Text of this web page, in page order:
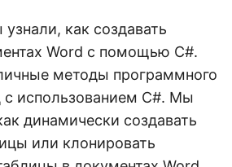
как создавать
Word с помощью C#.
методы программного
с использованием C#. Мы
динамически создавать
или клонировать